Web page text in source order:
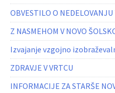
OBVESTILO O
Z NASMEHOM V NOVO
Izvajanje vzgojno
ZDRAVJE V VRTCU
INFORMACIJE ZA STARŠE